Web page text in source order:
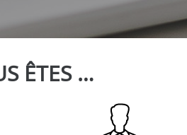
ÊTES …